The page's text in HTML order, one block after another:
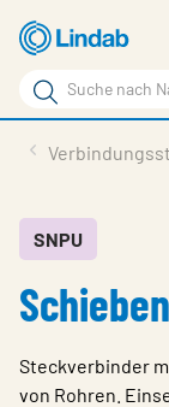
Zum
Hauptinhalt
Suchbegriff
Seite
Im Fokus
Über Lindab
Downloads
SNPU
Steckverbinder
von Rohren.